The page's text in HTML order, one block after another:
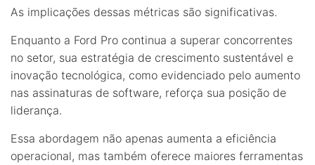
As implicações dessas métricas são significativas.
Enquanto a Ford Pro continua a superar concorrentes
no setor, sua estratégia de crescimento sustentável e
inovação tecnológica, como evidenciado pelo aumento
nas assinaturas de software, reforça sua posição de
liderança.
Essa abordagem não apenas aumenta a eficiência
operacional, mas também oferece maiores ferramentas